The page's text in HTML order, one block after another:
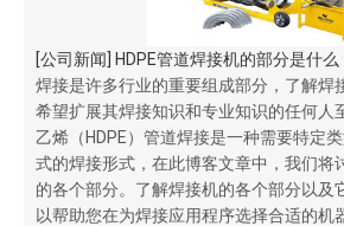
[公司新闻
HDPE管道焊接机的部分是什么
焊接是许多行业的重要组成部分，了解焊
希望扩展其焊接知识和专业知识的任何人
乙烯（HDPE）管道焊接是一种需要特定
式的焊接形式，在此博客文章中，我们将
的各个部分。了解焊接机的各个部分以及
以帮助您在为焊接应用程序选择合适的机